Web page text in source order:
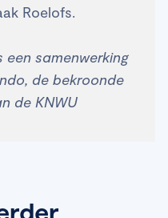
Roelofs.
samenwerking
de bekroonde
de KNWU